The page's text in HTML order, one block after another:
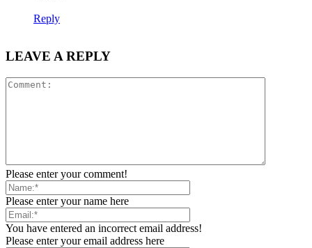
Reply
LEAVE A REPLY
Please enter your comment!
Please enter your name here
You have entered an incorrect email address!
Please enter your email address here